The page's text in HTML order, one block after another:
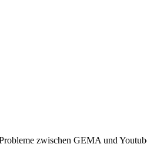
zwischen GEMA und